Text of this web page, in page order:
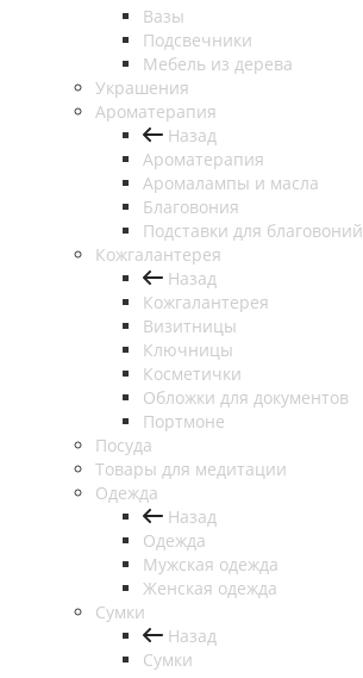
Вазы
Подсвечники
Мебель из дерева
Украшения
Ароматерапия
Назад
Ароматерапия
Аромалампы и масла
Благовония
Подставки для благовоний
Кожгалантерея
Назад
Кожгалантерея
Визитницы
Ключницы
Косметички
Обложки для документов
Портмоне
Посуда
Товары для медитации
Одежда
Назад
Одежда
Мужская одежда
Женская одежда
Сумки
Назад
Сумки